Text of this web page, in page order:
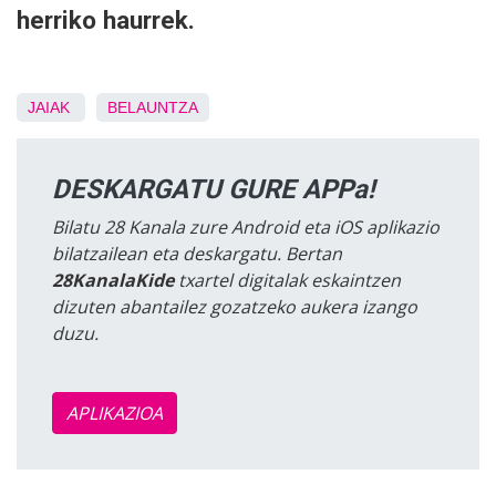
herriko haurrek.
JAIAK BELAUNTZA
DESKARGATU GURE APPa!
Bilatu 28 Kanala zure Android eta iOS aplikazio
bilatzailean eta deskargatu. Bertan
28KanalaKidetxartel digitalak eskaintzen
dizuten abantailez gozatzeko aukera izango
duzu.
APLIKAZIOA